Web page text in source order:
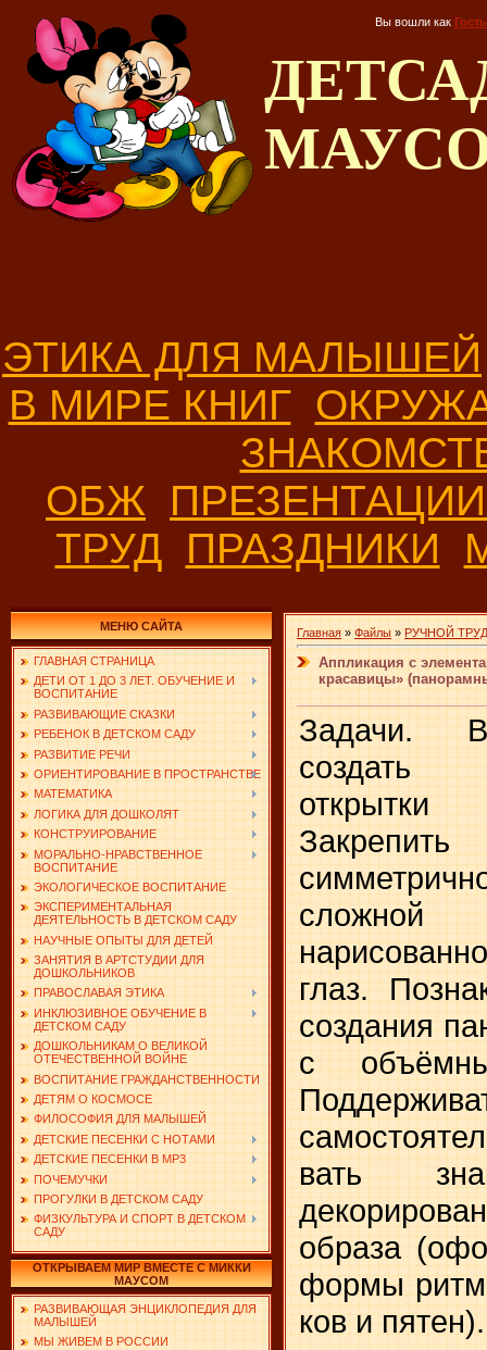
Вы вошли как Гость
ЭТИКА ДЛЯ МАЛЫШЕЙ
В МИРЕ КНИГ
ОБЖ
ТРУД ПРАЗДНИКИ
МЕНЮ САЙТА
ГЛАВНАЯ СТРАНИЦА
ДЕТИ ОТ 1 ДО 3 ЛЕТ. ОБУЧЕНИЕ И
ВОСПИТАНИЕ
РАЗВИВАЮЩИЕ СКАЗКИ
РЕБЕНОК В ДЕТСКОМ САДУ
РАЗВИТИЕ РЕЧИ
ОРИЕНТИРОВАНИЕ В ПРОСТРАНСТВЕ
МАТЕМАТИКА
ЛОГИКА ДЛЯ ДОШКОЛЯТ
КОНСТРУИРОВАНИЕ
МОРАЛЬНО-НРАВСТВЕННОЕ
ВОСПИТАНИЕ
ЭКОЛОГИЧЕСКОЕ ВОСПИТАНИЕ
ЭКСПЕРИМЕНТАЛЬНАЯ
ДЕЯТЕЛЬНОСТЬ В ДЕТСКОМ САДУ
НАУЧНЫЕ ОПЫТЫ ДЛЯ ДЕТЕЙ
ЗАНЯТИЯ В АРТСТУДИИ ДЛЯ
ДОШКОЛЬНИКОВ
ПРАВОСЛАВАЯ ЭТИКА
ИНКЛЮЗИВНОЕ ОБУЧЕНИЕ В
ДЕТСКОМ САДУ
ДОШКОЛЬНИКАМ О ВЕЛИКОЙ
ОТЕЧЕСТВЕННОЙ ВОЙНЕ
ВОСПИТАНИЕ ГРАЖДАНСТВЕННОСТИ
ДЕТЯМ О КОСМОСЕ
ФИЛОСОФИЯ ДЛЯ МАЛЫШЕЙ
ДЕТСКИЕ ПЕСЕНКИ С НОТАМИ
ДЕТСКИЕ ПЕСЕНКИ В MP3
ПОЧЕМУЧКИ
ПРОГУЛКИ В ДЕТСКОМ САДУ
ФИЗКУЛЬТУРА И СПОРТ В ДЕТСКОМ
САДУ
ОТКРЫВАЕМ МИР ВМЕСТЕ С МИККИ
МАУСОМ
РАЗВИВАЮЩАЯ ЭНЦИКЛОПЕДИЯ ДЛЯ
МАЛЫШЕЙ
МЫ ЖИВЕМ В РОССИИ
Главная » Файлы » РУЧНОЙ ТРУД
Аппликация с
красавицы»
Задачи.
создать
открытки
глаз.
создания
с
вать
образа
формы
ков и пятен).